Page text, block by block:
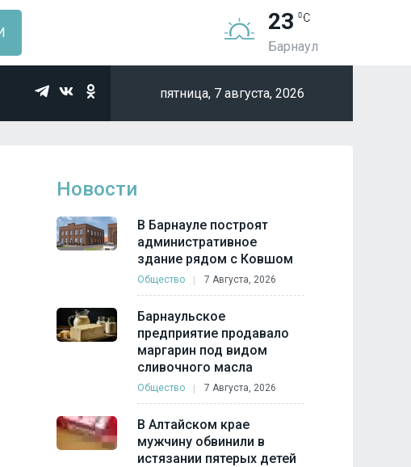
23
Барнаул
пятница, 7 августа, 2026
Новости
В Барнауле построят
административное
здание рядом с Ковшом
Общество 7 Августа, 2026
Барнаульское
предприятие продавало
маргарин под видом
сливочного масла
Общество 7 Августа, 2026
В Алтайском крае
мужчину обвинили в
истязании пятерых детей